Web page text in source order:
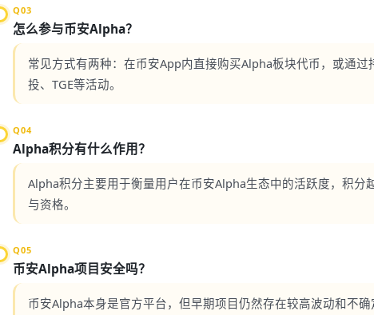
Q03
怎么参与币安Alpha？
常见方式有两种：在币安App内直接购买Alpha板块代币，或通
投、TGE等活动。
Q04
Alpha积分有什么作用？
Alpha积分主要用于衡量用户在币安Alpha生态中的活跃度，积分
与资格。
Q05
币安Alpha项目安全吗？
币安Alpha本身是官方平台，但早期项目仍然存在较高波动和不